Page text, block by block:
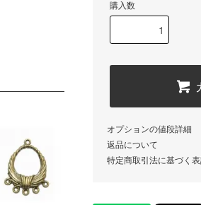
購入数
オプションの値段詳細
返品について
特定商取引法に基づく